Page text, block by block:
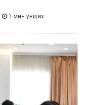
1 мин унших